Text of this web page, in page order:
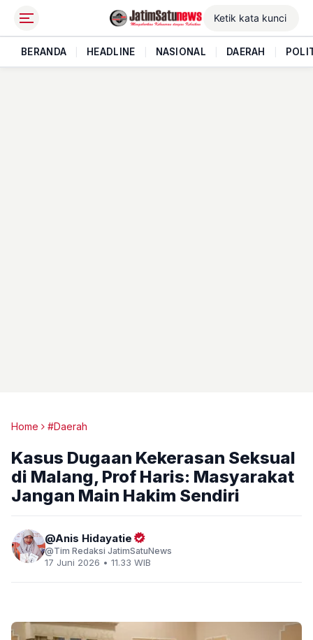
BERANDA HEADLINE NASIONAL DAERAH
Home #Daerah
Kasus Dugaan Kekerasan Seksual
di Malang, Prof Haris: Masyarakat
Jangan Main Hakim Sendiri
Anis Hidayatie
Tim Redaksi JatimSatuNews
17 Juni 2026 • 11.33 WIB